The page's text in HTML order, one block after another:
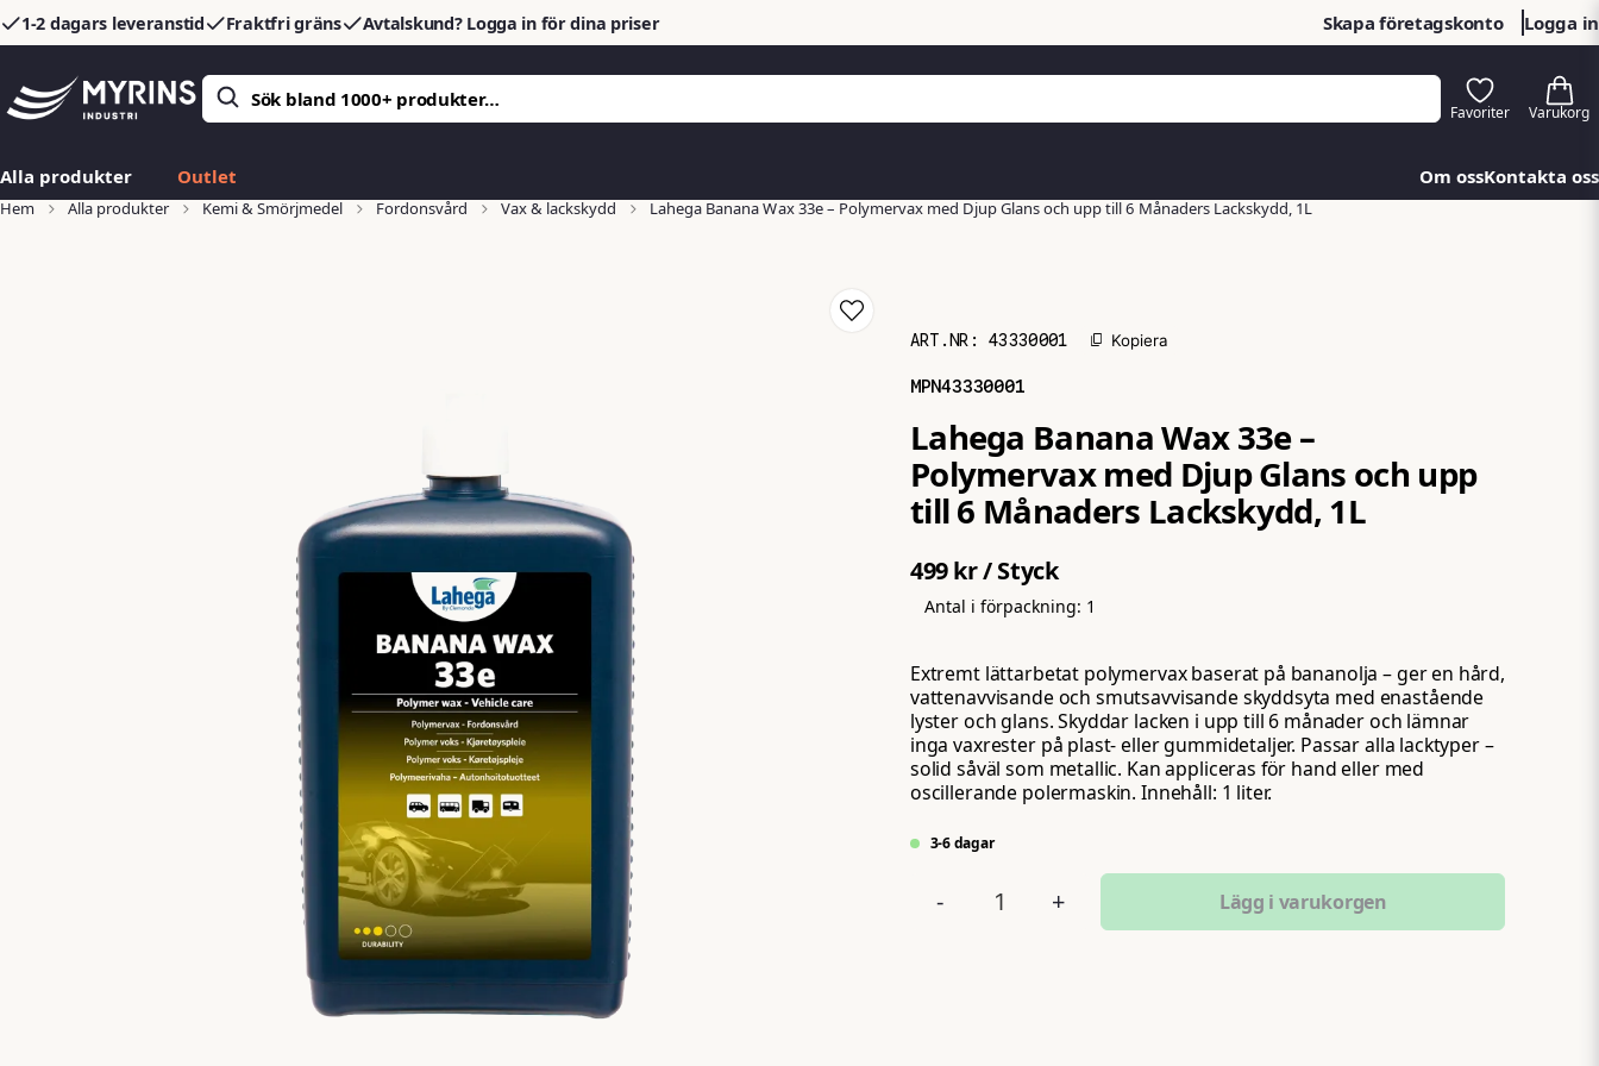
1-2 dagars leveranstid Fraktfri gräns Avtalskund? Logga in för dina priser Skapa företagskonto Logga in
Alla produkter Outlet Om ossKontakta oss
Hem Alla produkter Kemi & Smörjmedel Fordonsvård Vax & lackskydd Lahega Banana Wax 33e – Polymervax med Djup Glans och upp till 6 Månaders Lackskydd, 1L
ART.NR:43330001 Kopiera
MPN43330001
Lahega Banana Wax 33e –
Polymervax med Djup Glans och upp
till 6 Månaders Lackskydd, 1L
499 kr/ Styck
Antal i förpackning: 1
Extremt lättarbetat polymervax baserat på bananolja – ger en hård,
vattenavvisande och smutsavvisande skyddsyta med enastående
lyster och glans. Skyddar lacken i upp till 6 månader och lämnar
inga vaxrester på plast- eller gummidetaljer. Passar alla lacktyper –
solid såväl som metallic. Kan appliceras för hand eller med
oscillerande polermaskin. Innehåll: 1 liter.
3-6 dagar
- + Lägg i varukorgen